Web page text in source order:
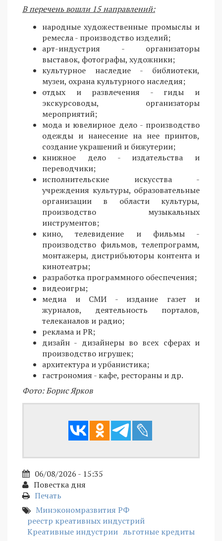
В перечень вошли 15 направлений:
народные художественные промыслы и
ремесла - производство изделий;
арт-индустрия - организаторы
выставок, фотографы, художники;
культурное наследие - библиотеки,
музеи, охрана культурного наследия;
отдых и развлечения - гиды и
экскурсоводы, организаторы
мероприятий;
мода и ювелирное дело - производство
одежды и нанесение на нее принтов,
создание украшений и бижутерии;
книжное дело - издательства и
переводчики;
исполнительские искусства -
учреждения культуры, образовательные
организации в области культуры,
производство музыкальных
инструментов;
кино, телевидение и фильмы -
производство фильмов, телепрограмм,
монтажеры, дистрибьюторы контента и
кинотеатры;
разработка программного обеспечения;
видеоигры;
медиа и СМИ - издание газет и
журналов, деятельность порталов,
телеканалов и радио;
реклама и PR;
дизайн - дизайнеры во всех сферах и
производство игрушек;
архитектура и урбанистика;
гастрономия - кафе, рестораны и др.
Фото: Борис Ярков
06/08/2026 - 15:35
Повестка дня
Печать
Минэкономразвития РФ
реестр креативных индустрий
Креативные индустрии льготные кредиты